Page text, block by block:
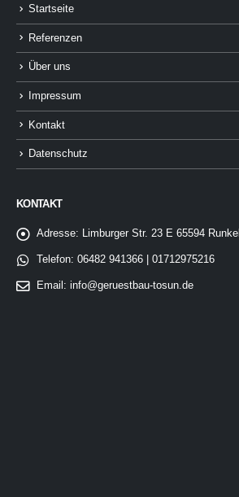
Startseite
Referenzen
Über uns
Impressum
Kontakt
Datenschutz
KONTAKT
Adresse: Limburger Str. 23 E 65594 Runkel
Telefon: 06482 941366 | 01712975216
Email: info@geruestbau-tosun.de